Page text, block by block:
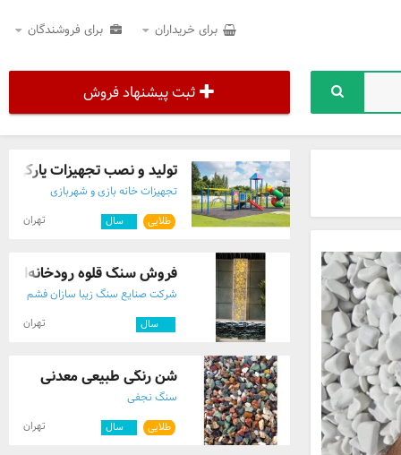
برای خریداران برای فروشندگان
ثبت پیشنهاد فروش
تولید و نصب تجهیزات پارکی
تجهیزات خانه بازی و شهربازی
طلایی سال تهران
فروش سنگ قلوه رودخانه‌ای
شرکت صنایع سنگ زیبا سازان فشم
سال تهران
شن رنگی طبیعی معدنی
سنگ نجفی
طلایی سال تهران